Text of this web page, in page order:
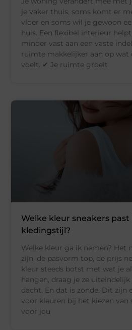
je vaker thuis, soms komt er
vloer en soms wil je gewoon
huis. Een flexibel interieur
minder vast aan een vaste
ruimte makkelijker aan op
voelt. ✔ Je ruimte groeit
Welke kleur sneakers
kledingstijl?
Welke kleur ga ik nemen? Het
zijn, de pasvorm top, de prijs
kleur steeds botst met wat je
hangen, draag je ze
dacht. En dat is zonde. Dit zijn
voor kleuren bij het kiezen van
voor jou